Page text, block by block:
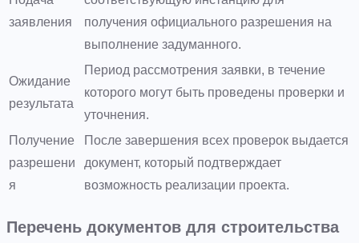
заявления
получения официального разрешения на
выполнение задуманного.
Ожидание
результата
Период рассмотрения заявки, в течение
которого могут быть проведены проверки и
уточнения.
Получение
разрешени
я
После завершения всех проверок выдается
документ, который подтверждает
возможность реализации проекта.
Перечень документов для строительства